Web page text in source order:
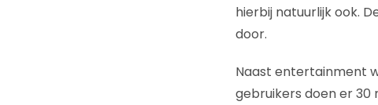
hierbij natuurlijk ook.
door.
Naast entertainment
gebruikers doen er 30